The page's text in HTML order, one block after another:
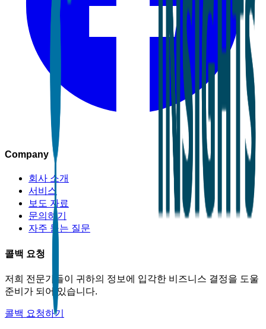
Company
회사 소개
서비스
보도 자료
문의하기
자주 묻는 질문
콜백 요청
저희 전문가들이 귀하의 정보에 입각한 비즈니스 결정을 도울
준비가 되어 있습니다.
콜백 요청하기